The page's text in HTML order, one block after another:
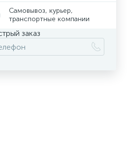
Самовывоз, курьер,
транспортные компании
заказ